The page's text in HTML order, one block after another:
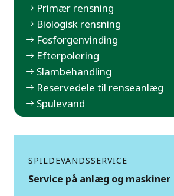
Primær rensning
Biologisk rensning
Fosforgenvinding
Efterpolering
Slambehandling
Reservedele til renseanlæg
Spulevand
SPILDEVANDSSERVICE
Service på anlæg og maskiner